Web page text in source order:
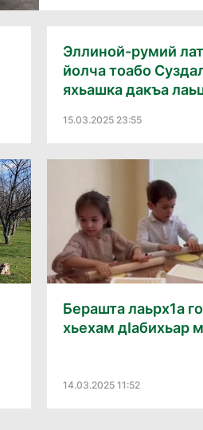
Эллиной-румий
йолча тоабо
яхьашка дакъа
15.03.2025 23:55
Берашта лаьрх1а
хьехам дӀабихьар
14.03.2025 11:52